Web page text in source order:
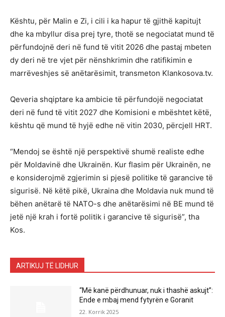
Kështu, për Malin e Zi, i cili i ka hapur të gjithë kapitujt
dhe ka mbyllur disa prej tyre, thotë se negociatat mund të
përfundojnë deri në fund të vitit 2026 dhe pastaj mbeten
dy deri në tre vjet për nënshkrimin dhe ratifikimin e
marrëveshjes së anëtarësimit, transmeton Klankosova.tv.
Qeveria shqiptare ka ambicie të përfundojë negociatat
deri në fund të vitit 2027 dhe Komisioni e mbështet këtë,
kështu që mund të hyjë edhe në vitin 2030, përcjell HRT.
“Mendoj se është një perspektivë shumë realiste edhe
për Moldavinë dhe Ukrainën. Kur flasim për Ukrainën, ne
e konsiderojmë zgjerimin si pjesë politike të garancive të
sigurisë. Në këtë pikë, Ukraina dhe Moldavia nuk mund të
bëhen anëtarë të NATO-s dhe anëtarësimi në BE mund të
jetë një krah i fortë politik i garancive të sigurisë”, tha
Kos.
ARTIKUJ TË LIDHUR
“Më kanë përdhunuar, nuk i thashë askujt”:
Ende e mbaj mend fytyrën e Goranit
22. Korrik 2025